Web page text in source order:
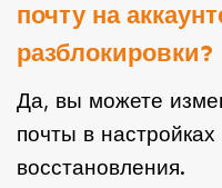
почту на
разблокировки?
Да, вы можете
почты в настройках
восстановления.